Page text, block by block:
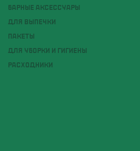
БАРНЫЕ АКСЕССУАРЫ
ДЛЯ ВЫПЕЧКИ
ПАКЕТЫ
ДЛЯ УБОРКИ И ГИГИЕНЫ
РАСХОДНИКИ